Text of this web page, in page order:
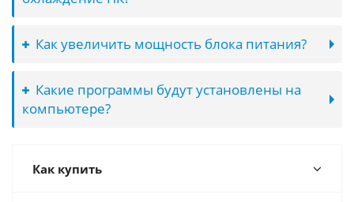
Как увеличить мощность блока питания?
Какие программы будут установлены на
компьютере?
Как купить